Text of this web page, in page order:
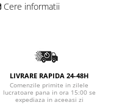
Cere informatii
LIVRARE RAPIDA 24-48H
Comenzile primite in zilele
lucratoare pana in ora 15:00 se
expediaza in aceeasi zi